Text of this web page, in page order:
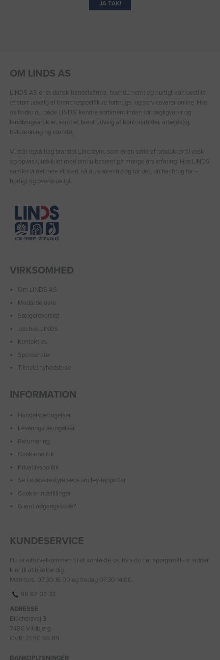
JA TAK!
OM LINDS AS
LINDS AS er et dansk handelsfirma, hvor du nemt og hurtigt kan bestille
et stort udvalg af branchespecifikke forbrugs- og servicevarer online. Hos
os finder du både LINDS′ kendte sortiment inden for dagligvarer og
landbrugsartikler, samt et bredt udvalg af kontorartikler, arbejdstøj,
beklædning og værktøj.
Vi står også bag brandet Lincozym, som er en serie af produkter til vask
og opvask, udviklet med omhu baseret på mange års erfaring. Hos LINDS
samler vi det hele ét sted, så du sparer tid og får det, du har brug for –
hurtigt og overskueligt.
VIRKSOMHED
Om LINDS AS
Medarbejdere
Sælgeroversigt
Job hos LINDS
Kontakt os
Sponsorater
Tilmeld nyhedsbrev
INFORMATION
Handelsbetingelser
Leveringsbetingelser
Returnering
Cookiepolitik
Privatlivspolitik
Se Fødevarestyrelsens smiley-rapporter
Cookie-indstillinger
Glemt adgangskode?
KUNDESERVICE
Du er altid velkommen til at kontakte os, hvis du har spørgsmål - vi sidder
klar til at hjælpe dig.
Man-tors: 07.30-16.00 og fredag 07.30-14.00.
99 92 02 33
ADRESSE
Blüchersvej 3
7480 Vildbjerg
CVR: 21 90 66 89
BANKOPLYSNINGER